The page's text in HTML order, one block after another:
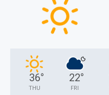
36°
THU
22°
FRI